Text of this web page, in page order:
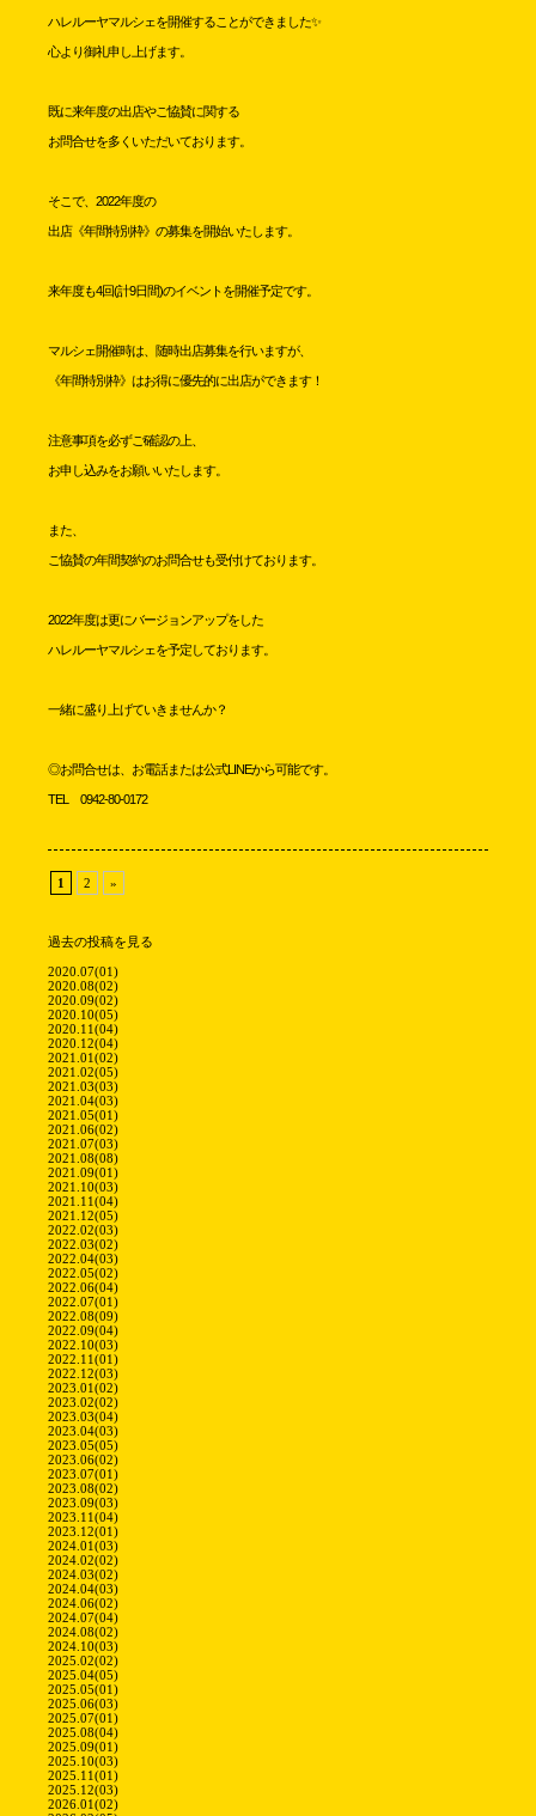
ハレルーヤマルシェを開催することができました✨
心より御礼申し上げます。
既に来年度の出店やご協賛に関する
お問合せを多くいただいております。
そこで、2022年度の
出店《年間特別枠》の募集を開始いたします。
来年度も4回(計9日間)のイベントを開催予定です。
マルシェ開催時は、随時出店募集を行いますが、
《年間特別枠》はお得に優先的に出店ができます！
注意事項を必ずご確認の上、
お申し込みをお願いいたします。
また、
ご協賛の年間契約のお問合せも受付けております。
2022年度は更にバージョンアップをした
ハレルーヤマルシェを予定しております。
一緒に盛り上げていきませんか？
◎お問合せは、お電話または公式LINEから可能です。
TEL 0942-80-0172
1 2 »
過去の投稿を見る
2020.07(01)
2020.08(02)
2020.09(02)
2020.10(05)
2020.11(04)
2020.12(04)
2021.01(02)
2021.02(05)
2021.03(03)
2021.04(03)
2021.05(01)
2021.06(02)
2021.07(03)
2021.08(08)
2021.09(01)
2021.10(03)
2021.11(04)
2021.12(05)
2022.02(03)
2022.03(02)
2022.04(03)
2022.05(02)
2022.06(04)
2022.07(01)
2022.08(09)
2022.09(04)
2022.10(03)
2022.11(01)
2022.12(03)
2023.01(02)
2023.02(02)
2023.03(04)
2023.04(03)
2023.05(05)
2023.06(02)
2023.07(01)
2023.08(02)
2023.09(03)
2023.11(04)
2023.12(01)
2024.01(03)
2024.02(02)
2024.03(02)
2024.04(03)
2024.06(02)
2024.07(04)
2024.08(02)
2024.10(03)
2025.02(02)
2025.04(05)
2025.05(01)
2025.06(03)
2025.07(01)
2025.08(04)
2025.09(01)
2025.10(03)
2025.11(01)
2025.12(03)
2026.01(02)